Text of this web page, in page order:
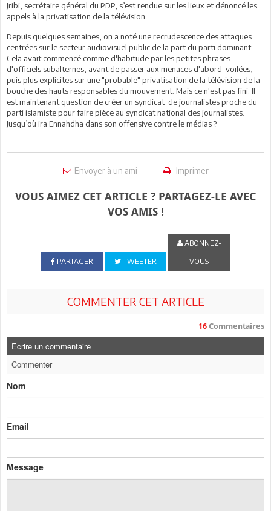
Jribi, secrétaire général du PDP, s’est rendue sur les lieux et dénoncé les
appels à la privatisation de la télévision.
Depuis quelques semaines, on a noté une recrudescence des attaques
centrées sur le secteur audiovisuel public de la part du parti dominant.
Cela avait commencé comme d'habitude par les petites phrases
d'officiels subalternes, avant de passer aux menaces d'abord voilées,
puis plus explicites sur une "probable" privatisation de la télévision de la
bouche des hauts responsables du mouvement. Mais ce n'est pas fini. Il
est maintenant question de créer un syndicat de journalistes proche du
parti islamiste pour faire pièce au syndicat national des journalistes.
Jusqu’où ira Ennahdha dans son offensive contre le médias ?
Envoyer à un ami Imprimer
VOUS AIMEZ CET ARTICLE ? PARTAGEZ-LE AVEC
VOS AMIS !
PARTAGER TWEETER
ABONNEZ-
VOUS
COMMENTER CET ARTICLE
16 Commentaires
Ecrire un commentaire
Commenter
Nom
Email
Message